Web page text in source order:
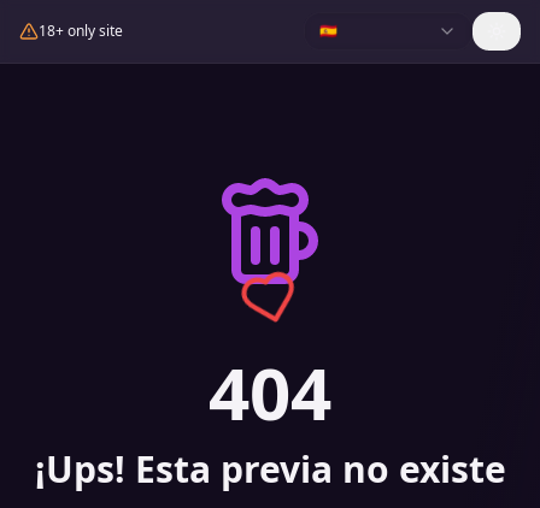
18+ only site 🇪🇸
404
¡Ups! Esta previa no existe